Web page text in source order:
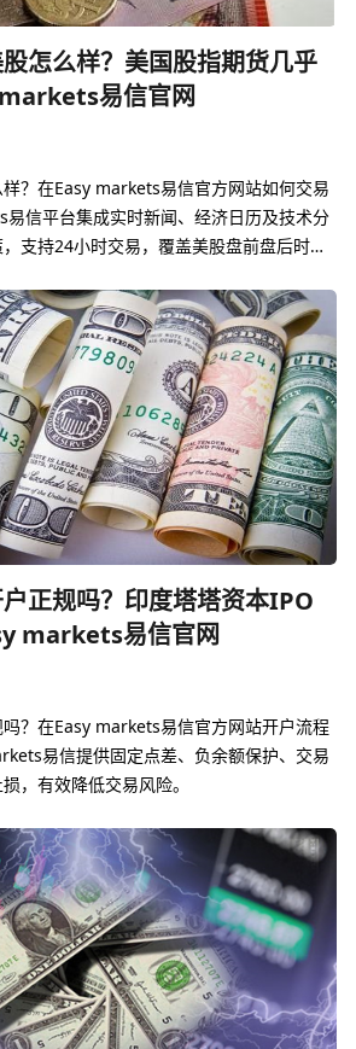
怎么样？美国股指期货几乎
易信官网
？在Easy markets易信官方网站如何交易
信平台集成实时新闻、经济日历及技术分
支持24小时交易，覆盖美股盘前盘后时
正规吗？印度塔塔资本IPO
markets易信官网
？在Easy markets易信官方网站开户流程
易信提供固定点差、负余额保护、交易
，有效降低交易风险‌。